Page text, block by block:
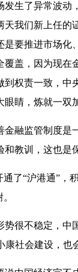
了异常波动
我们新上任
要推进市场
盖，因为现
权责一致，
睛，炼就一双
监管制度是
教训，这也是
“沪港通”，
不稳定，中
社会建设，也